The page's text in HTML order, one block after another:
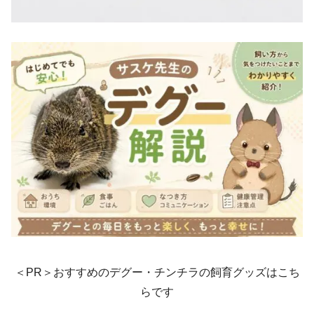
＜PR＞おすすめのデグー・チンチラの飼育グッズはこち
らです